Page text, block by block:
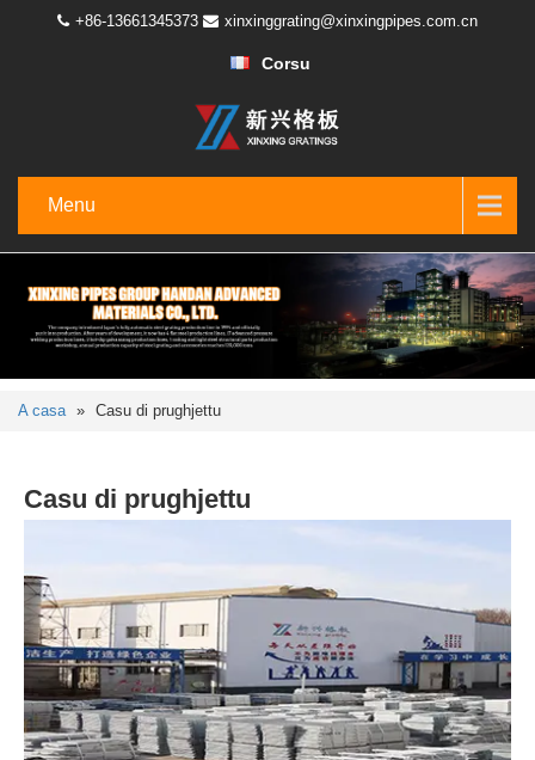
+86-13661345373 xinxinggrating@xinxingpipes.com.cn
Corsu
Menu
A casa » Casu di prughjettu
Casu di prughjettu